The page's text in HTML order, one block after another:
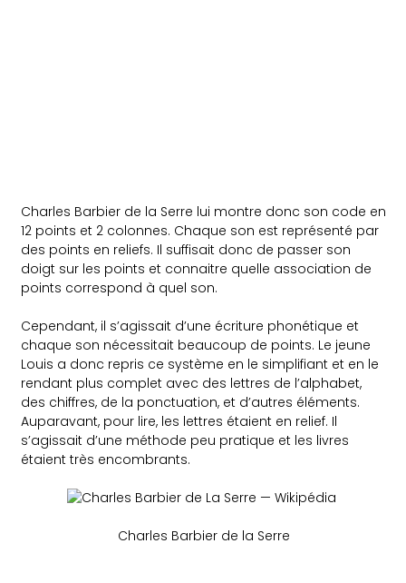
Charles Barbier de la Serre lui montre donc son code en
12 points et 2 colonnes. Chaque son est représenté par
des points en reliefs. Il suffisait donc de passer son
doigt sur les points et connaitre quelle association de
points correspond à quel son.
Cependant, il s’agissait d’une écriture phonétique et
chaque son nécessitait beaucoup de points. Le jeune
Louis a donc repris ce système en le simplifiant et en le
rendant plus complet avec des lettres de l’alphabet,
des chiffres, de la ponctuation, et d’autres éléments.
Auparavant, pour lire, les lettres étaient en relief. Il
s’agissait d’une méthode peu pratique et les livres
étaient très encombrants.
Charles Barbier de la Serre